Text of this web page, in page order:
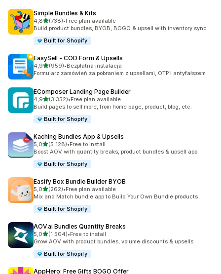
Simple Bundles & Kits
4,8na 5 gwiazdek
(738)
Łączna liczba recenzji: 738
•Free plan available
Build product bundles, BYOB, BOGO & upsell with inventory sync
Built for Shopify
EasySell ‑ COD Form & Upsells
4,9na 5 gwiazdek
(959)
Łączna liczba recenzji: 959
•Bezpłatna instalacja
Formularz zamówień za pobraniem z upsellami, OTP i antyfałszem
EComposer Landing Page Builder
4,9na 5 gwiazdek
(3 352)
Łączna liczba recenzji: 3352
•Free plan available
Build pages to sell more, from home page, product, blog, etc.
Built for Shopify
Kaching Bundles App & Upsells
5,0na 5 gwiazdek
(5 128)
Łączna liczba recenzji: 5128
•Free to install
Boost AOV with quantity breaks, product bundles & upsell app
Built for Shopify
Easify Box Bundle Builder BYOB
5,0na 5 gwiazdek
(262)
Łączna liczba recenzji: 262
•Free plan available
Mix and Match bundle app to Build Your Own Bundle products
Built for Shopify
AOV.ai Bundles Quantity Breaks
5,0na 5 gwiazdek
(1 504)
Łączna liczba recenzji: 1504
•Free to install
Grow AOV with product bundles, volume discounts & upsells
Built for Shopify
AppHero: Free Gifts BOGO Offer